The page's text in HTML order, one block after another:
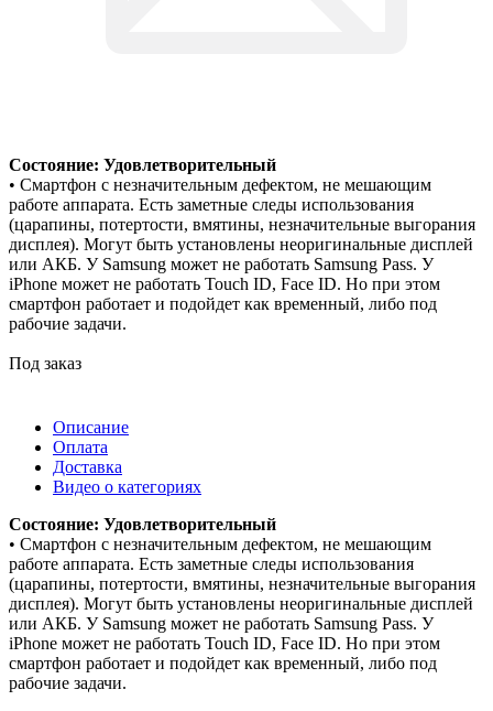
Состояние: Удовлетворительный
• Смартфон с незначительным дефектом, не мешающим
работе аппарата. Есть заметные следы использования
(царапины, потертости, вмятины, незначительные выгорания
дисплея). Могут быть установлены неоригинальные дисплей
или АКБ. У Samsung может не работать Samsung Pass. У
iPhone может не работать Touch ID, Face ID. Но при этом
смартфон работает и подойдет как временный, либо под
рабочие задачи.
Под заказ
Описание
Оплата
Доставка
Видео о категориях
Состояние: Удовлетворительный
• Смартфон с незначительным дефектом, не мешающим
работе аппарата. Есть заметные следы использования
(царапины, потертости, вмятины, незначительные выгорания
дисплея). Могут быть установлены неоригинальные дисплей
или АКБ. У Samsung может не работать Samsung Pass. У
iPhone может не работать Touch ID, Face ID. Но при этом
смартфон работает и подойдет как временный, либо под
рабочие задачи.